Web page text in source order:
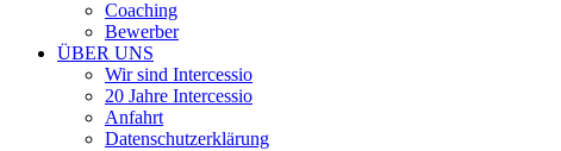
Coaching
Bewerber
ÜBER UNS
Wir sind Intercessio
20 Jahre Intercessio
Anfahrt
Datenschutzerklärung